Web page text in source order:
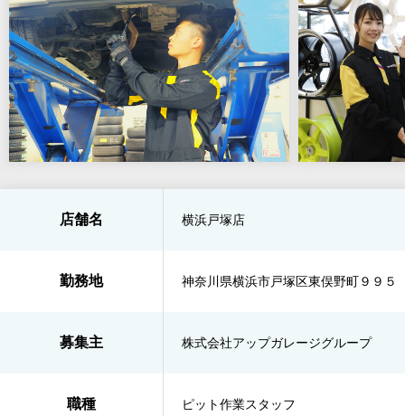
店舗名 横浜戸塚店
勤務地 神奈川県横浜市戸塚区東俣野町９９５
募集主 株式会社アップガレージグループ
職種 ピット作業スタッフ